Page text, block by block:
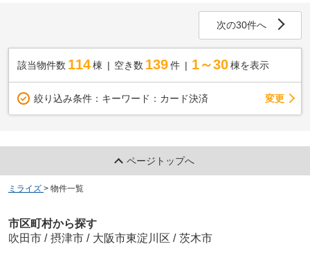
次の30件へ
該当物件数 114棟 空き数 139 件 1～30 棟を表示
絞り込み条件： キーワード：カード決済 変更
ページトップへ
ミライズ > 物件一覧
市区町村から探す
吹田市 / 摂津市 / 大阪市東淀川区 / 茨木市